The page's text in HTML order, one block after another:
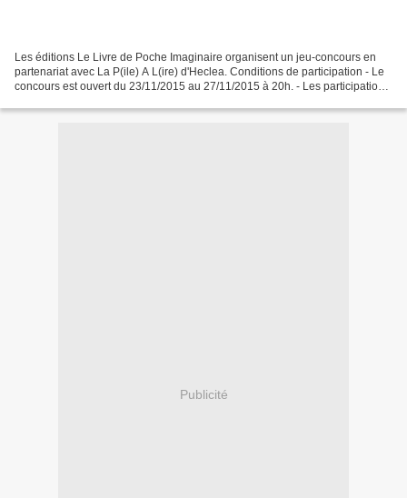
Les éditions Le Livre de Poche Imaginaire organisent un jeu-concours en
partenariat avec La P(ile) A L(ire) d'Heclea. Conditions de participation - Le
concours est ouvert du 23/11/2015 au 27/11/2015 à 20h. - Les participations
Publicité